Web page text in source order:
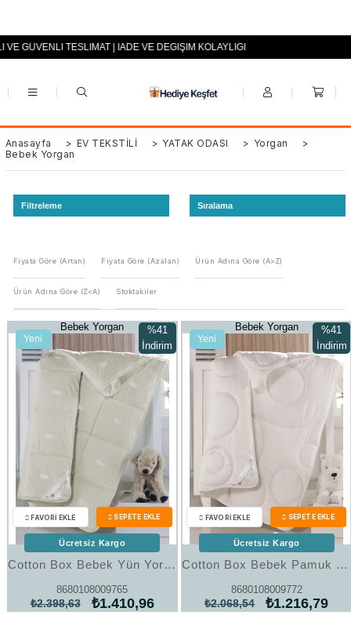
+90 (0553) 694 94 70
GÜVENLİ TESLİMAT | İADE VE DEĞİŞİM KOLAYLIĞI
Anasayfa > EV TEKSTİLİ > YATAK ODASI > Yorgan
>
Bebek Yorgan
Filtreleme Sıralama
Fiyata Göre (Artan) Fiyata Göre (Azalan) Ürün Adına Göre (A>Z)
Ürün Adına Göre (Z<A) Stoktakiler
Bebek Yorgan
Cotton Box Bebek Yün Yorgan
8680108009765
₺1.410,96
₺2.398,63
%41
İndirim
%41İndirim
Ücretsiz Kargo
Yeni
Ürün
Bebek Yorgan
Cotton Box Bebek Pamuk Yorgan
8680108009772
₺1.216,79
₺2.068,54
%41
İndirim
Ücretsiz Kargo
Yeni
Ürün